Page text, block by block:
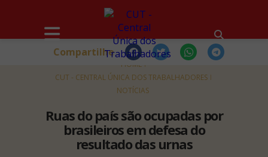
HOME
CUT - CENTRAL ÚNICA DOS TRABALHADORES
NOTÍCIAS
Ruas do país são ocupadas por
brasileiros em defesa do
resultado das urnas
Compartilhe